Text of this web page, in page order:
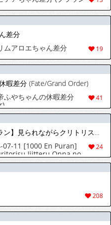
差分
19
ムアロエちゃん差分
暇差分 (Fate/Grand Order)
41
ふやちゃんの休暇差分
[れもち]2022-07-11-【1000円プラン】見られながらクリトリスオ○ニーする女の子・500円プランの差分＋オマケ
24
07-11 [1000 En Puran]
Ijitteru Onna no
no Sabun + Omake
208